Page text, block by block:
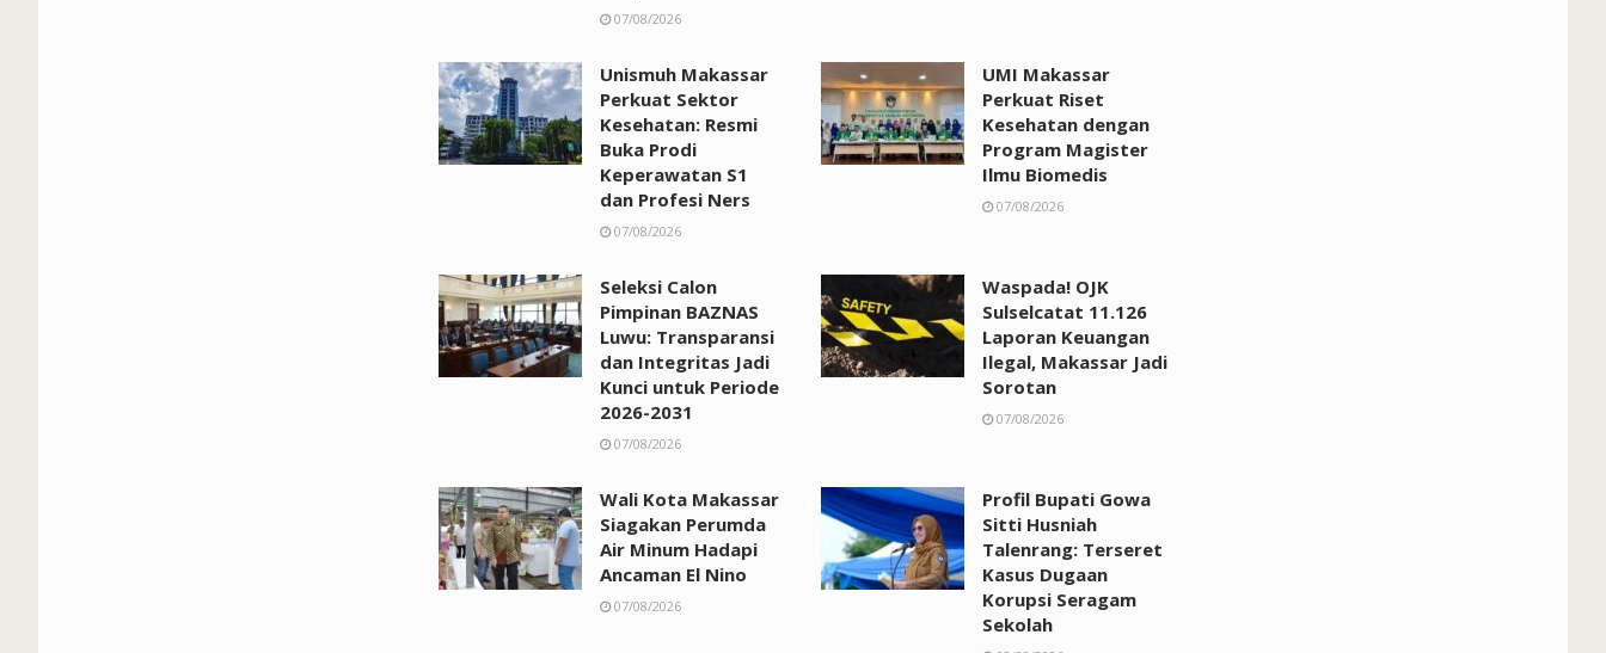
07/08/2026
Unismuh Makassar
Perkuat Sektor
Kesehatan: Resmi
Buka Prodi
Keperawatan S1
dan Profesi Ners
07/08/2026
UMI Makassar
Perkuat Riset
Kesehatan dengan
Program Magister
Ilmu Biomedis
07/08/2026
Seleksi Calon
Pimpinan BAZNAS
Luwu: Transparansi
dan Integritas Jadi
Kunci untuk Periode
2026-2031
07/08/2026
Waspada! OJK
Sulselcatat 11.126
Laporan Keuangan
Ilegal, Makassar Jadi
Sorotan
07/08/2026
Wali Kota Makassar
Siagakan Perumda
Air Minum Hadapi
Ancaman El Nino
07/08/2026
Profil Bupati Gowa
Sitti Husniah
Talenrang: Terseret
Kasus Dugaan
Korupsi Seragam
Sekolah